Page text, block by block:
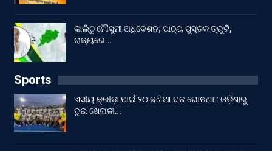
କାଲିଠୁ ମୌସୁମୀ ଅଧିବେଶନ; ପାଠ୍ୟ ପୁସ୍ତକ ତ୍ରୁଟି,
ରାଜ୍ୟରେ…
Sports
ଏସୀୟ କ୍ରୀଡ଼ା ପାଇଁ ୨୦ ଜଣିଆ ଦଳ ଘୋଷଣା : ଓଡ଼ିଶାରୁ
ଦୁଇ ଖେଳାଳୀ…